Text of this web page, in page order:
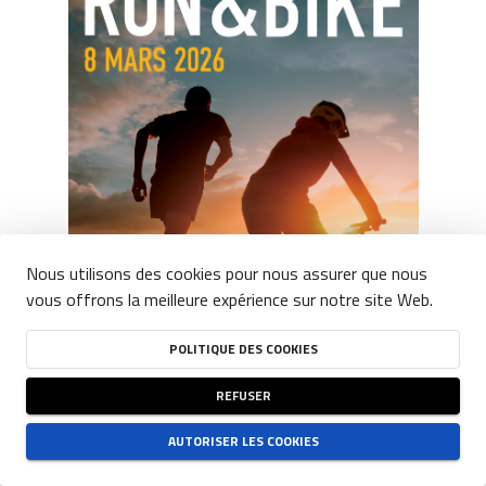
Nous utilisons des cookies pour nous assurer que nous
vous offrons la meilleure expérience sur notre site Web.
POLITIQUE DES COOKIES
REFUSER
AUTORISER LES COOKIES